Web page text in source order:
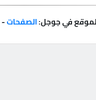
في جوجل:الصفحات-